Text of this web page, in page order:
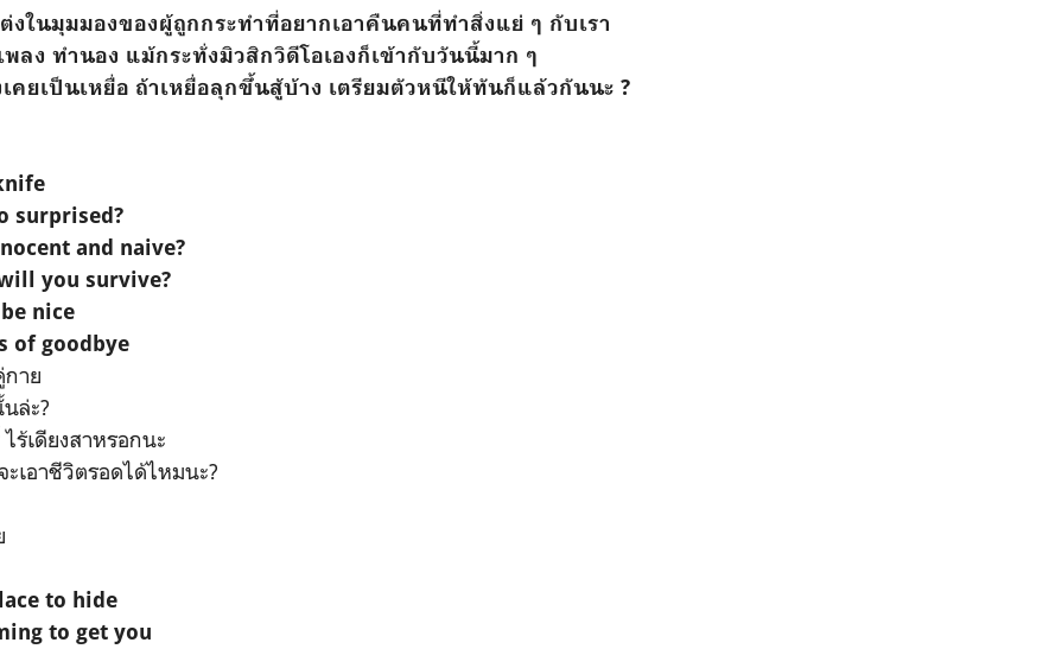
งในมุมมองของผู้ถูกกระทำที่อยากเอาคืนคนที่ทำสิ่งแย่ ๆ กับเรา
พลง ทำนอง แม้กระทั่งมิวสิกวิดีโอเองก็เข้ากับวันนี้มาก ๆ
คยเป็นเหยื่อ ถ้าเหยื่อลุกขึ้นสู้บ้าง เตรียมตัวหนีให้ทันก็แล้วกันนะ ?
surprised?
and naive?
you survive?
nice
of goodbye
าย
ล่ะ?
ร้เดียงสาหรอกนะ
เอาชีวิตรอดได้ไหมนะ?
to hide
to get you